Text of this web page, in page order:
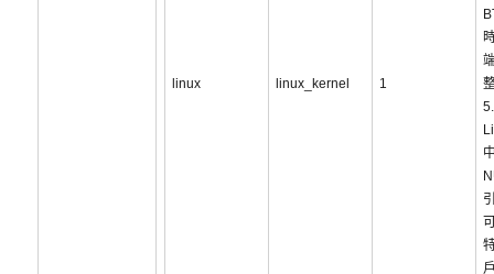
linux linux_kernel 1